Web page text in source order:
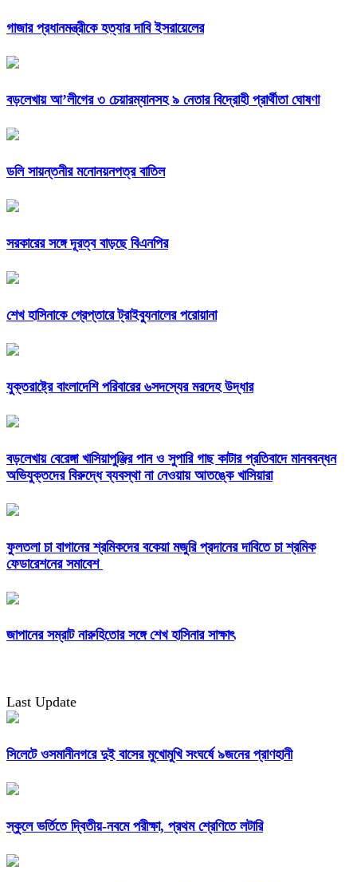
গাজার প্রধানমন্ত্রীকে হত্যার দাবি ইসরায়েলের
বড়লেখায় আ’লীগের ৩ চেয়ারম্যানসহ ৯ নেতার বিদ্রোহী প্রার্থীতা ঘোষণা
ডলি সায়ন্তনীর মনোনয়নপত্র বাতিল
সরকারের সঙ্গে দূরত্ব বাড়ছে বিএনপির
শেখ হাসিনাকে গ্রেপ্তারে ট্রাইব্যুনালের পরোয়ানা
যুক্তরাষ্ট্রে বাংলাদেশি পরিবারের ৬সদস্যের মরদেহ উদ্ধার
বড়লেখায় বেরেঙ্গা খাসিয়াপুঞ্জির পান ও সুপারি গাছ কাটার প্রতিবাদে মানববন্ধন
অভিযুক্তদের বিরুদ্ধে ব্যবস্থা না নেওয়ায় আতঙ্কে খাসিয়ারা
ফুলতলা চা বাগানের শ্রমিকদের বকেয়া মজুরি প্রদানের দাবিতে চা শ্রমিক
ফেডারেশনের সমাবেশ
জাপানের সম্রাট নারুহিতোর সঙ্গে শেখ হাসিনার সাক্ষাৎ
Last Update
সিলেটে ওসমানীনগরে দুই বাসের মুখোমুখি সংঘর্ষে ৯জনের প্রাণহানী
স্কুলে ভর্তিতে দ্বিতীয়-নবমে পরীক্ষা, প্রথম শ্রেণিতে লটারি